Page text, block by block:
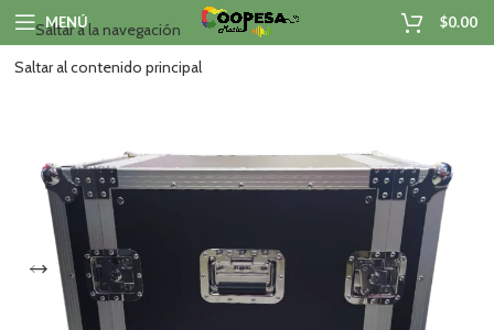
Saltar a la navegación
Saltar al contenido principal
MENÚ $0.00